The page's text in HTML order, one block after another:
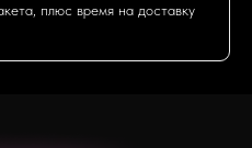
плюс время на доставку